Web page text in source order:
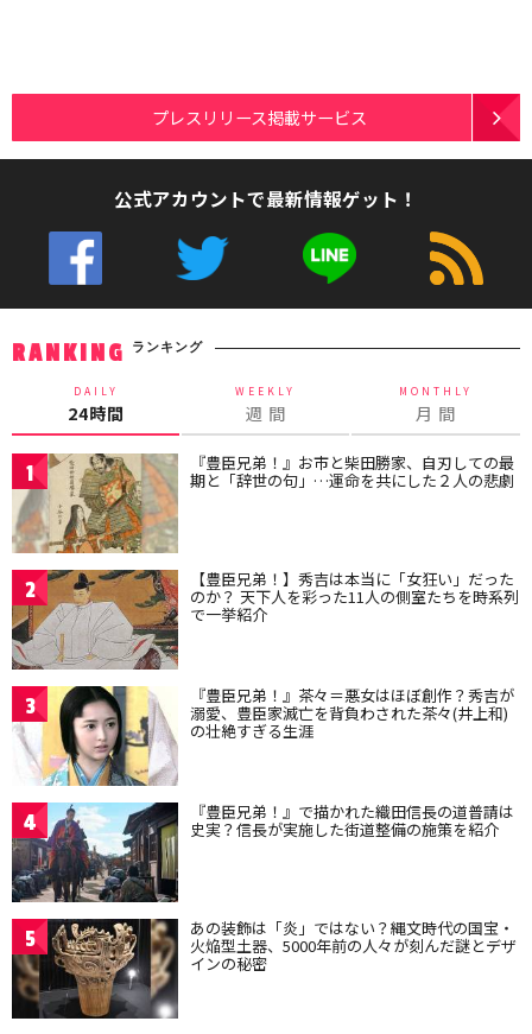
プレスリリース掲載サービス
公式アカウントで最新情報ゲット！
RANKING ランキング
DAILY
24時間
WEEKLY
週 間
MONTHLY
月 間
1 『豊臣兄弟！』お市と柴田勝家、自刃しての最
期と「辞世の句」…運命を共にした２人の悲劇
2 【豊臣兄弟！】秀吉は本当に「女狂い」だった
のか？ 天下人を彩った11人の側室たちを時系列
で一挙紹介
3 『豊臣兄弟！』茶々＝悪女はほぼ創作？秀吉が
溺愛、豊臣家滅亡を背負わされた茶々(井上和)
の壮絶すぎる生涯
4 『豊臣兄弟！』で描かれた織田信長の道普請は
史実？信長が実施した街道整備の施策を紹介
5 あの装飾は「炎」ではない？縄文時代の国宝・
火焔型土器、5000年前の人々が刻んだ謎とデザ
インの秘密